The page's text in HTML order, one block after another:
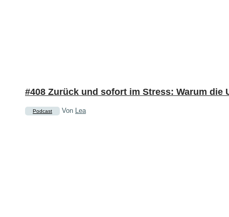
#408 Zurück und sofort im Stress: Warum
Podcast Von Lea